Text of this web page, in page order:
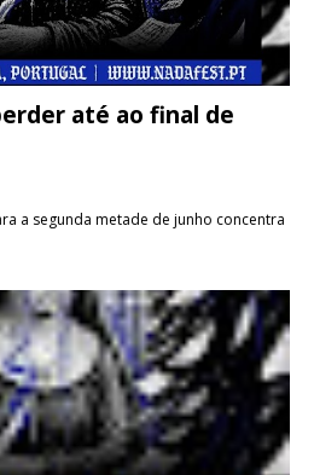
até ao final de
a segunda metade de junho concentra